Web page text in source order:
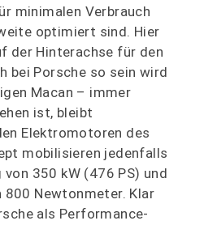
minimalen Verbrauch
optimiert sind. Hier
der Hinterachse für den
bei Porsche so sein wird
Macan – immer
ist, bleibt
Elektromotoren des
mobilisieren jedenfalls
350 kW (476 PS) und
800 Newtonmeter. Klar
als Performance-